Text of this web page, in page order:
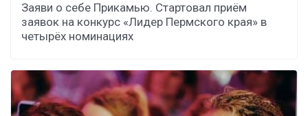
Заяви о себе Прикамью. Стартовал приём
заявок на конкурс «Лидер Пермского края» в
четырёх номинациях